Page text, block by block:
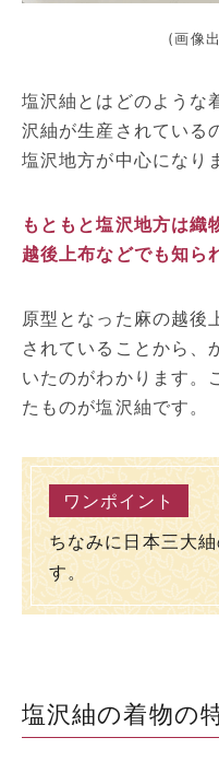
(画像
塩沢紬とはどのような
沢紬が生産されている
塩沢地方が中心になり
もともと塩沢地方は織
越後上布などでも知ら
原型となった麻の越後
されていることから、
いたのがわかります。
たものが塩沢紬です。
ちなみに日本三大
す。
塩沢紬の着物の